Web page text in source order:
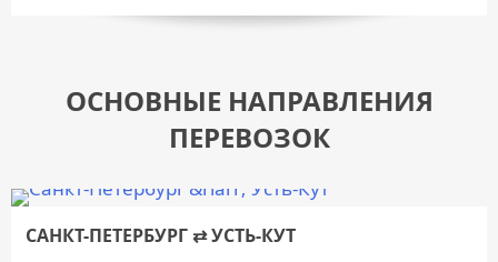
ОСНОВНЫЕ НАПРАВЛЕНИЯ
ПЕРЕВОЗОК
САНКТ-ПЕТЕРБУРГ ⇄ УСТЬ-КУТ